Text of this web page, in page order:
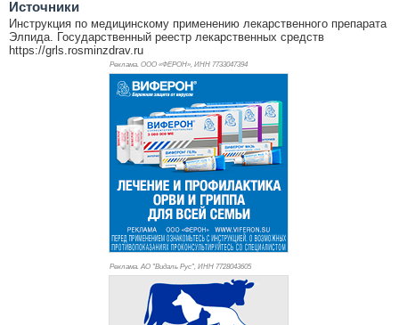
Источники
Инструкция по медицинскому применению лекарственного препарата
Элпида. Государственный реестр лекарственных средств
https://grls.rosminzdrav.ru
Реклама. ООО «ФЕРОН», ИНН 7733047394
Реклама. АО "Видаль Рус", ИНН 7728043605